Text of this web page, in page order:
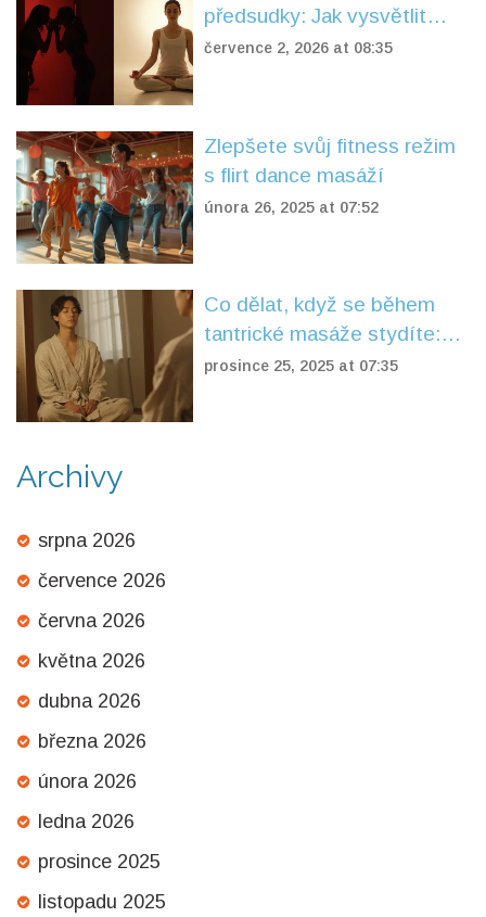
předsudky: Jak vysvětlit
partnerovi i rodině, že nejde
července 2, 2026 at 08:35
Zlepšete svůj fitness režim
s flirt dance masáží
února 26, 2025 at 07:52
Co dělat, když se během
tantrické masáže stydíte:
Praktické rady pro
prosince 25, 2025 at 07:35
Archivy
srpna 2026
července 2026
června 2026
května 2026
dubna 2026
března 2026
února 2026
ledna 2026
prosince 2025
listopadu 2025